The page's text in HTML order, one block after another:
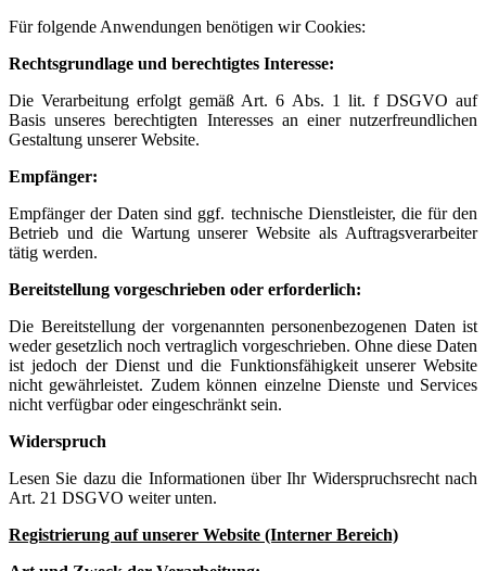
Für folgende Anwendungen benötigen wir Cookies:
Rechtsgrundlage und berechtigtes Interesse:
Die Verarbeitung erfolgt gemäß Art. 6 Abs. 1 lit. f DSGVO auf
Basis unseres berechtigten Interesses an einer nutzerfreundlichen
Gestaltung unserer Website.
Empfänger:
Empfänger der Daten sind ggf. technische Dienstleister, die für den
Betrieb und die Wartung unserer Website als Auftragsverarbeiter
tätig werden.
Bereitstellung vorgeschrieben oder erforderlich:
Die Bereitstellung der vorgenannten personenbezogenen Daten ist
weder gesetzlich noch vertraglich vorgeschrieben. Ohne diese Daten
ist jedoch der Dienst und die Funktionsfähigkeit unserer Website
nicht gewährleistet. Zudem können einzelne Dienste und Services
nicht verfügbar oder eingeschränkt sein.
Widerspruch
Lesen Sie dazu die Informationen über Ihr Widerspruchsrecht nach
Art. 21 DSGVO weiter unten.
Registrierung auf unserer Website (Interner Bereich)